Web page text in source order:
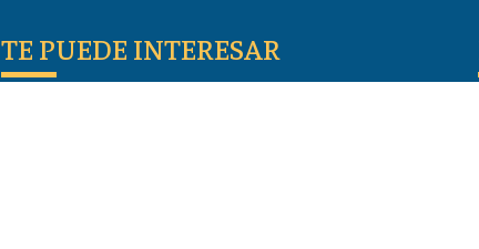
TE PUEDE INTERESAR